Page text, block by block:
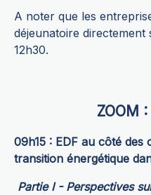
A noter que les
déjeunatoire
12h30.
ZOOM :
09h15 : EDF au côté des
transition énergétique
Partie I - Perspectives